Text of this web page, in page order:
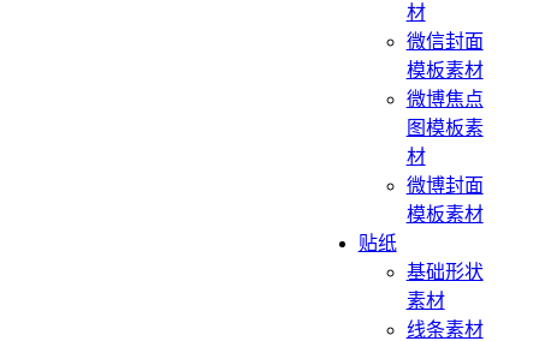
材
微信封面
模板素材
微博焦点
图模板素
材
微博封面
模板素材
贴纸
基础形状
素材
线条素材